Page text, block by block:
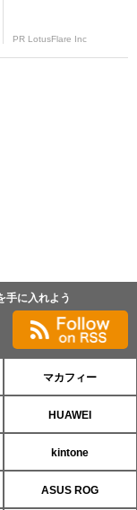
PR LotusFlare Inc
手に入れよう
マカフィー
HUAWEI
kintone
ASUS ROG